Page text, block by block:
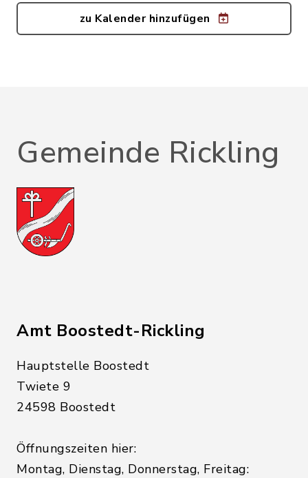
zu Kalender hinzufügen
Gemeinde Rickling
Amt Boostedt-Rickling
Hauptstelle Boostedt
Twiete 9
24598 Boostedt
Öffnungszeiten hier:
Montag, Dienstag, Donnerstag, Freitag: